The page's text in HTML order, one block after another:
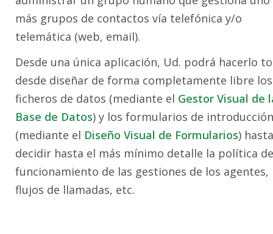
más grupos de contactos vía telefónica y/o
telemática (web, email).
Desde una única aplicación, Ud. podrá hacerlo
desde diseñar de forma completamente libre los
ficheros de datos (mediante el Gestor Visual de
Base de Datos) y los formularios de introducción
(mediante el Diseño Visual de Formularios) hasta
decidir hasta el más mínimo detalle la política de
funcionamiento de las gestiones de los agentes,
flujos de llamadas, etc.